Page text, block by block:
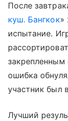
После
куш. Бангкок»
испытание.
ошибка
участник был
Лучший